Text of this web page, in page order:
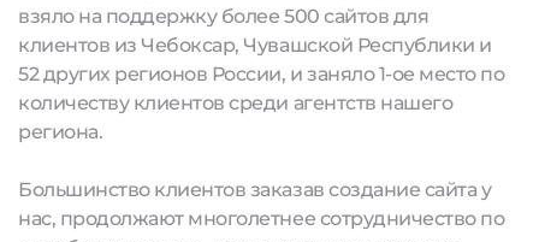
взяло на поддержку более 500 сайтов для
клиентов из Чебоксар, Чувашской Республики и
52 других регионов России, и заняло 1-ое место по
количеству клиентов среди агентств нашего
региона.
Большинство клиентов заказав создание сайта у
нас, продолжают многолетнее сотрудничество по